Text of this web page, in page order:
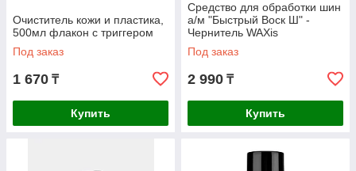
Очиститель кожи и пластика,
500мл флакон с триггером
Под заказ
1 670 ₸
Купить
Средство для обработки шин
а/м "Быстрый Воск Ш" -
Чернитель WAXis
Professional, 1л флакон
Под заказ
2 990 ₸
Купить